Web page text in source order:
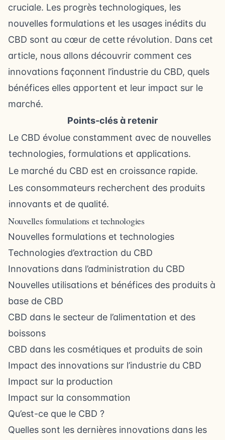
cruciale. Les progrès technologiques, les
nouvelles formulations et les usages inédits du
CBD sont au cœur de cette révolution. Dans cet
article, nous allons découvrir comment ces
innovations façonnent l’industrie du CBD, quels
bénéfices elles apportent et leur impact sur le
marché.
Points-clés à retenir
Le CBD évolue constamment avec de nouvelles
technologies, formulations et applications.
Le marché du CBD est en croissance rapide.
Les consommateurs recherchent des produits
innovants et de qualité.
Nouvelles formulations et technologies
Nouvelles formulations et technologies
Technologies d’extraction du CBD
Innovations dans l’administration du CBD
Nouvelles utilisations et bénéfices des produits à
base de CBD
CBD dans le secteur de l’alimentation et des
boissons
CBD dans les cosmétiques et produits de soin
Impact des innovations sur l’industrie du CBD
Impact sur la production
Impact sur la consommation
Qu’est-ce que le CBD ?
Quelles sont les dernières innovations dans les